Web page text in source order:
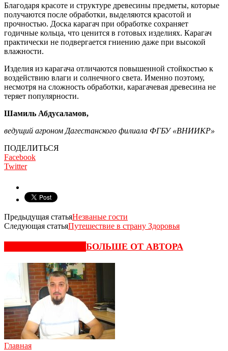
Благодаря красоте и структуре древесины предметы, которые
получаются после обработки, выделяются красотой и
прочностью. Доска карагач при обработке сохраняет
годичные кольца, что ценится в готовых изделиях. Карагач
практически не подвергается гниению даже при высокой
влажности.
Изделия из карагача отличаются повышенной стойкостью к
воздействию влаги и солнечного света. Именно поэтому,
несмотря на сложность обработки, карагачевая древесина не
теряет популярности.
Шамиль Абдусаламов,
ведущий агроном Дагестанского филиала ФГБУ «ВНИИКР»
ПОДЕЛИТЬСЯ
Facebook
Twitter
Предыдущая статьяНезваные гости
Следующая статьяПутешествие в страну Здоровья
БОЛЬШЕ ОТ АВТОРА
Главная